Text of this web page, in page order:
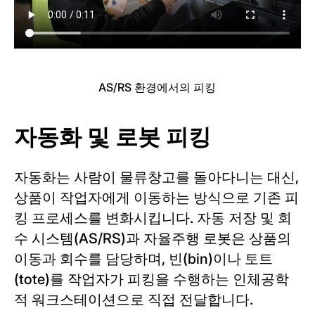
AS/RS 환경에서의 피킹
자동화 및 로봇 피킹
자동화는 사람이 물류창고를 돌아다니는 대신,
상품이 작업자에게 이동하는 방식으로 기존 피
킹 프로세스를 변화시킵니다. 자동 저장 및 회
수 시스템(AS/RS)과 자율주행 로봇은 상품의
이동과 회수를 담당하며, 빈(bin)이나 토트
(tote)를 작업자가 피킹을 수행하는 인체공학
적 워크스테이션으로 직접 전달합니다.